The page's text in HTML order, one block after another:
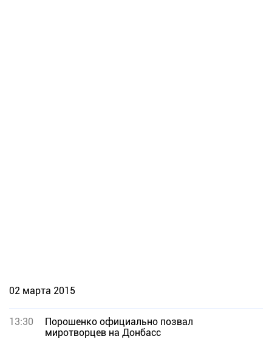
02 марта 2015
13:30
Порошенко официально позвал
миротворцев на Донбасс